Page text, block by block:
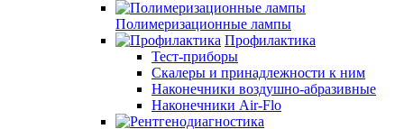
Полимеризационные лампы
Профилактика
Тест-приборы
Скалеры и принадлежности к ним
Наконечники воздушно-абразивные
Наконечники Air-Flo